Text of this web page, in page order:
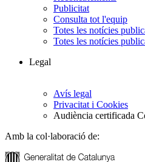
Publicitat
Consulta tot l'equip
Totes les notícies
Totes les notícies
Legal
Avís legal
Privacitat i Cookies
Audiència certificada
Amb la col·laboració de: